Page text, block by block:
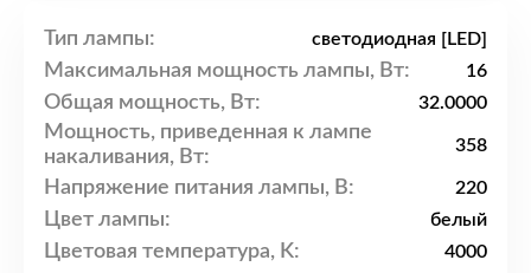
Тип лампы: светодиодная [LED]
Максимальная мощность лампы, Вт: 16
Общая мощность, Вт: 32.0000
Мощность, приведенная к лампе
накаливания, Вт:
358
Напряжение питания лампы, В: 220
Цвет лампы: белый
Цветовая температура, K: 4000